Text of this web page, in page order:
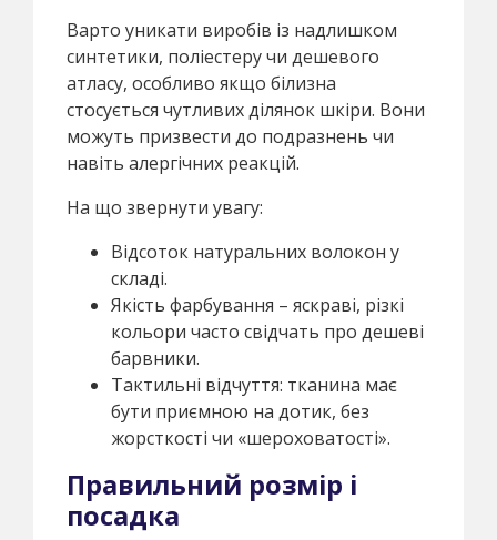
Варто уникати виробів із надлишком
синтетики, поліестеру чи дешевого
атласу, особливо якщо білизна
стосується чутливих ділянок шкіри. Вони
можуть призвести до подразнень чи
навіть алергічних реакцій.
На що звернути увагу:
Відсоток натуральних волокон у
складі.
Якість фарбування – яскраві, різкі
кольори часто свідчать про дешеві
барвники.
Тактильні відчуття: тканина має
бути приємною на дотик, без
жорсткості чи «шероховатості».
Правильний розмір і
посадка